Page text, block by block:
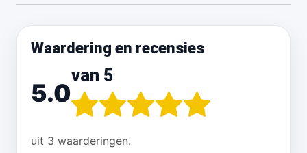
Waardering en recensies
5.0
van 5
uit 3 waarderingen.